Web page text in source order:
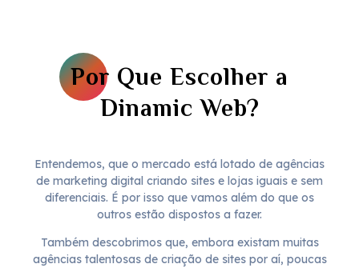
Por Que Escolher a
Dinamic Web?
Entendemos, que o mercado está lotado de agências
de marketing digital criando sites e lojas iguais e sem
diferenciais. É por isso que vamos além do que os
outros estão dispostos a fazer.
Também descobrimos que, embora existam muitas
agências talentosas de criação de sites por aí, poucas